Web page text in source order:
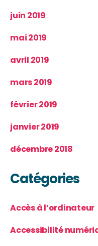
juin 2019
mai 2019
avril 2019
mars 2019
février 2019
janvier 2019
décembre 2018
Catégories
Accès à l’ordinateur
Accessibilité